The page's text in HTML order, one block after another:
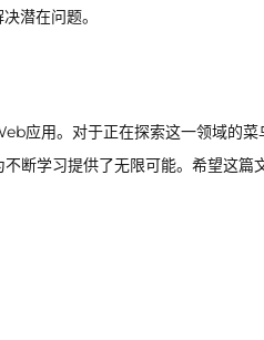
潜在问题。
应用。对于正在探索这一领域的
断学习提供了无限可能。希望这